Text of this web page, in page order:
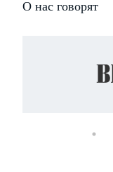
О нас говорят